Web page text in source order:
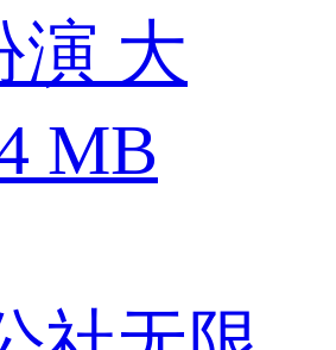
演 大
MB